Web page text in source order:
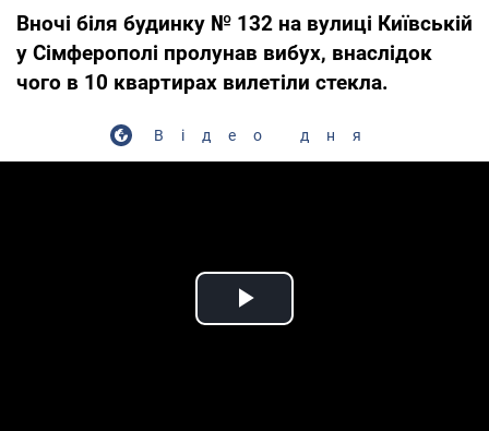
Вночі біля будинку № 132 на вулиці Київській
у Сімферополі пролунав вибух, внаслідок
чого в 10 квартирах вилетіли стекла.
Відео дня
Play Video